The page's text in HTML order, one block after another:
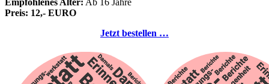
Empfohlenes Alter: Ab 16 Jahre
Preis: 12,- EURO
Jetzt bestellen …